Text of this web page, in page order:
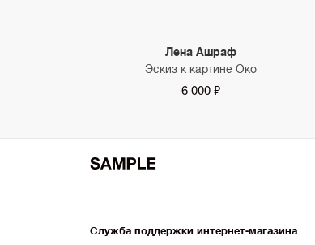
Лена Ашраф
Эскиз к картине Око
6 000 ₽
Служба поддержки интернет-магазина